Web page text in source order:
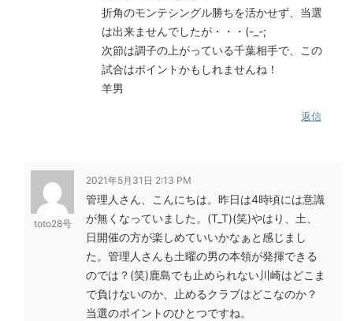
折角のモンテシングル勝ちを活かせず、当選
は出来ませんでしたが・・・(-_-;
次節は調子の上がっている千葉相手で、この
試合はポイントかもしれませんね！
羊男
返信
toto28号
2021年5月31日 2:13 PM
管理人さん、こんにちは。昨日は4時頃には意識
が無くなっていました。(T_T)(笑)やはり、土、
日開催の方が楽しめていいかなぁと感じまし
た。管理人さんも土曜の男の本領が発揮できる
のでは？(笑)鹿島でも止められない川崎はどこま
で負けないのか、止めるクラブはどこなのか？
当選のポイントのひとつですね。